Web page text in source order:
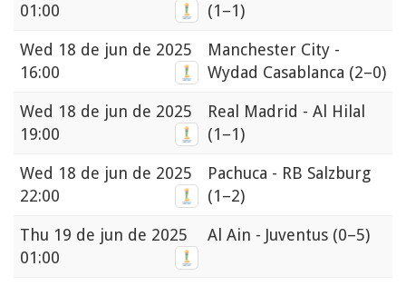
01:00
(1–1)
Wed 18 de jun de 2025
16:00
Manchester City -
Wydad Casablanca (2–0)
Wed 18 de jun de 2025
19:00
Real Madrid - Al Hilal
(1–1)
Wed 18 de jun de 2025
22:00
Pachuca - RB Salzburg
(1–2)
Thu 19 de jun de 2025
01:00
Al Ain - Juventus (0–5)